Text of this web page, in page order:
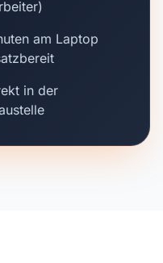
am Laptop
in der